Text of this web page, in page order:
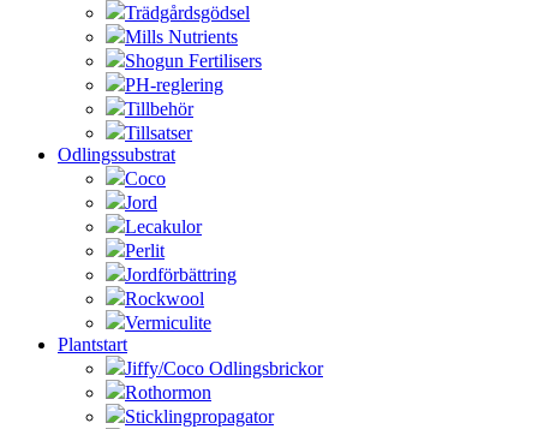
Trädgårdsgödsel
Mills Nutrients
Shogun Fertilisers
PH-reglering
Tillbehör
Tillsatser
Odlingssubstrat
Coco
Jord
Lecakulor
Perlit
Jordförbättring
Rockwool
Vermiculite
Plantstart
Jiffy/Coco Odlingsbrickor
Rothormon
Sticklingpropagator